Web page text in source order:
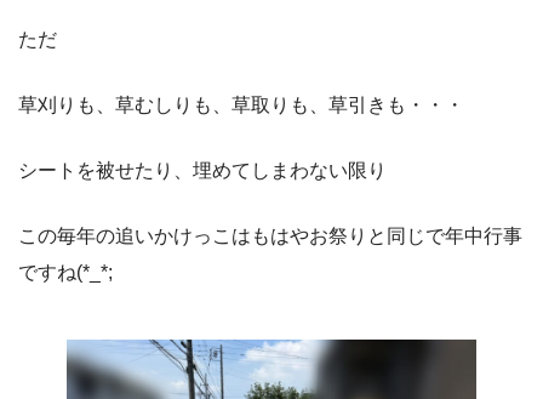
ただ
草刈りも、草むしりも、草取りも、草引きも・・・
シートを被せたり、埋めてしまわない限り
この毎年の追いかけっこはもはやお祭りと同じで年中行事
ですね(*_*;